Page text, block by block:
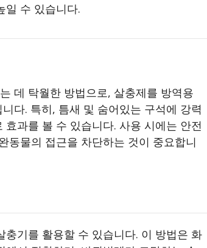
일 수 있습니다.
데 탁월한 방법으로, 살충제를 방역용
다. 특히, 틈새 및 숨어있는 구석에 강력
과를 볼 수 있습니다. 사용 시에는 안전
동물의 접근을 차단하는 것이 중요합니
기를 활용할 수 있습니다. 이 방법은 화